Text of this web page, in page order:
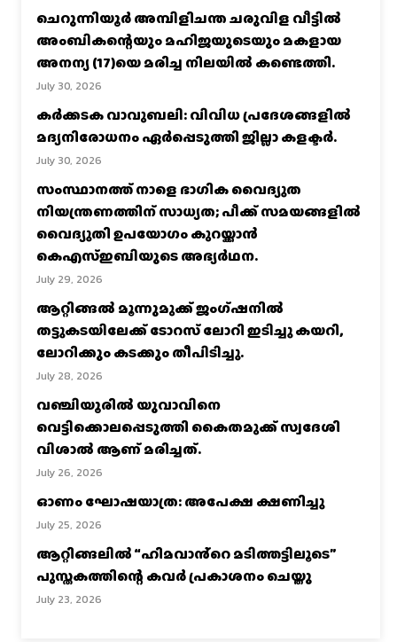
ചെറുന്നിയൂർ അമ്പിളിചന്ത ചരുവിള വീട്ടിൽ
അംബികന്റെയും മഹിജയുടെയും മകളായ
അനന്യ (17)യെ മരിച്ച നിലയിൽ കണ്ടെത്തി.
July 30, 2026
കര്‍ക്കടക വാവുബലി: വിവിധ പ്രദേശങ്ങളില്‍
മദ്യനിരോധനം ഏര്‍പ്പെടുത്തി ജില്ലാ കളക്ടര്‍.
July 30, 2026
സംസ്ഥാനത്ത് നാളെ ഭാഗിക വൈദ്യുത
നിയന്ത്രണത്തിന് സാധ്യത; പീക്ക് സമയങ്ങളില്‍
വൈദ്യുതി ഉപയോഗം കുറയ്ക്കാൻ
കെഎസ്‌ഇബിയുടെ അഭ്യര്‍ഥന.
July 29, 2026
ആറ്റിങ്ങൽ മൂന്നുമുക്ക് ജംഗ്ഷനിൽ
തട്ടുകടയിലേക്ക് ടോറസ് ലോറി ഇടിച്ചു കയറി,
ലോറിക്കും കടക്കും തീപിടിച്ചു.
July 28, 2026
വഞ്ചിയൂരില്‍ യുവാവിനെ
വെട്ടിക്കൊലപ്പെടുത്തി കൈതമുക്ക് സ്വദേശി
വിശാല്‍ ആണ് മരിച്ചത്.
July 26, 2026
ഓണം ഘോഷയാത്ര: അപേക്ഷ ക്ഷണിച്ചു
July 25, 2026
ആറ്റിങ്ങലിൽ “ഹിമവാൻ്റെ മടിത്തട്ടിലൂടെ”
പുസ്തകത്തിന്റെ കവർ പ്രകാശനം ചെയ്തു
July 23, 2026